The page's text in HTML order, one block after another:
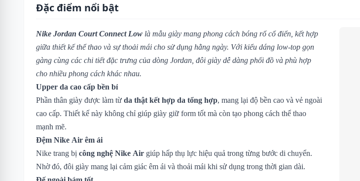
Đặc điểm nổi bật
Nike Jordan Court Connect Low là mẫu giày mang phong cách bóng rổ cổ điển, kết hợp
giữa thiết kế thể thao và sự thoải mái cho sử dụng hằng ngày. Với kiểu dáng low-top gọn
gàng cùng các chi tiết đặc trưng của dòng Jordan, đôi giày dễ dàng phối đồ và phù hợp
cho nhiều phong cách khác nhau.
Upper da cao cấp bền bỉ
Phần thân giày được làm từ da thật kết hợp da tổng hợp, mang lại độ bền cao và vẻ ngoài
cao cấp. Thiết kế này không chỉ giúp giày giữ form tốt mà còn tạo phong cách thể thao
mạnh mẽ.
Đệm Nike Air êm ái
Nike trang bị công nghệ Nike Air giúp hấp thụ lực hiệu quả trong từng bước di chuyển.
Nhờ đó, đôi giày mang lại cảm giác êm ái và thoải mái khi sử dụng trong thời gian dài.